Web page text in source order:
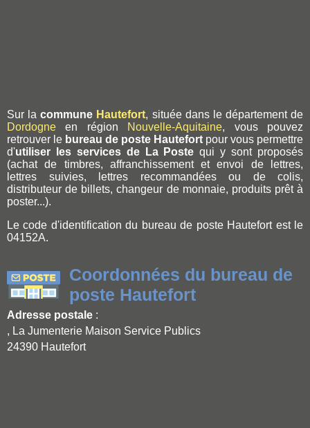
Sur lacommune Hautefort, située dans le département de
Dordogne en région Nouvelle-Aquitaine, vous pouvez
retrouver le bureau de poste Hautefort pour vous permettre
d'utiliser les services de La Poste qui y sont proposés
(achat de timbres, affranchissement et envoi de lettres,
lettres suivies, lettres recommandées ou de colis,
distributeur de billets, changeur de monnaie, produits prêt à
poster...).
Le code d'identification du bureau de poste Hautefort est le
04152A.
Coordonnées du bureau de
poste Hautefort
Adresse postale :
, La Jumenterie Maison Service Publics
24390 Hautefort